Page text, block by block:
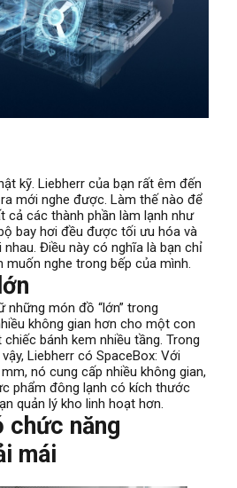
kỹ. Liebherr của bạn rất êm đến
mới nghe được. Làm thế nào để
cả các thành phần làm lạnh như
bay hơi đều được tối ưu hóa và
Điều này có nghĩa là bạn chỉ
muốn nghe trong bếp của mình.
những món đồ “lớn” trong
không gian hơn cho một con
bánh kem nhiều tầng. Trong
Liebherr có SpaceBox: Với
nó cung cấp nhiều không gian,
phẩm đông lạnh có kích thước
quản lý kho linh hoạt hơn.
chức năng
mái